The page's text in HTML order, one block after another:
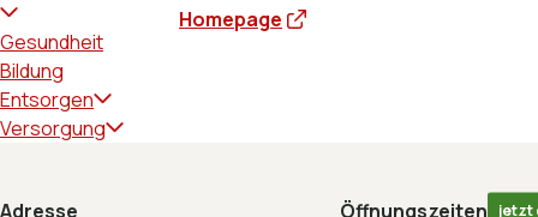
Gesundheit
Bildung
Entsorgen
Versorgung
Homepage
Adresse Öffnungszeiten jetzt